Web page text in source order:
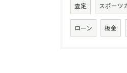
査定 スポーツ
ローン 板金